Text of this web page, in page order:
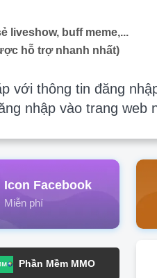
liveshow, buff meme,...
hỗ trợ nhanh nhất)
với thông tin đăng
nhập vào trang web
Icon Facebook
Miễn phí
Phần Mềm MMO